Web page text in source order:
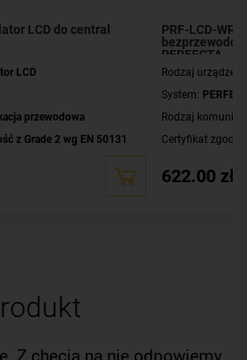
LCD do central
LCD
przewodowa
z Grade 2 wg EN 50131
PRF-LCD-
PERFECTA
Rodzaj
System:
Rodzaj
Certyfikat
Wyświetlacz:
622.00 zł